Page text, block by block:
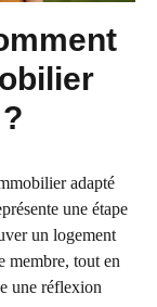
adapté
une étape
un logement
membre, tout en
une réflexion